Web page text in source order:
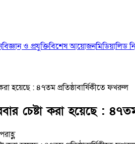
বিজ্ঞান ও প্রযুক্তিবিশেষ আয়োজনমিডিয়ালিড
হয়েছে : ৪৭তম প্রতিষ্ঠাবার্ষিকীতে ফখরুল
চেষ্টা করা হয়েছে : ৪৭তম